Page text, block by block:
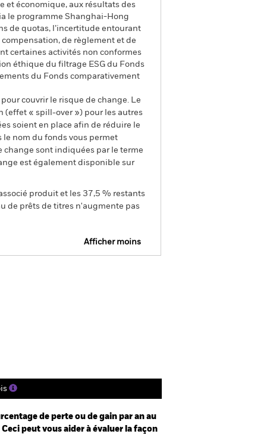
et économique, aux résultats des
le programme Shanghai-Hong
de quotas, l’incertitude entourant
de règlement et de
certaines activités non conformes
éthique du filtrage ESG du Fonds
du Fonds comparativement
couvrir le risque de change. Le
(effet « spill-over ») pour les autres
soient en place afin de réduire le
le nom du fonds vous permet
change sont indiquées par le terme
est également disponible sur
produit et les 37,5 % restants
de prêts de titres n'augmente pas
Afficher moins
de perte ou de gain par an au
peut vous aider à évaluer la façon